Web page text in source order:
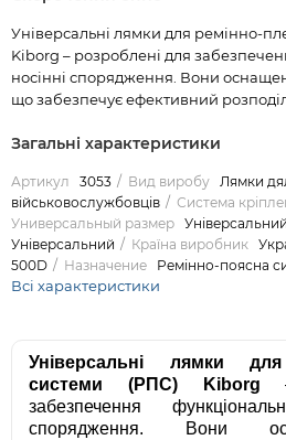
Універсальні лямки для ремінно-
Kiborg – розроблені для
носінні спорядження. Вони
що забезпечує ефективний
Загальні характеристики
Артикул 3053 Вид виробу Лямки
військовослужбовців
Система
Универсальный размер
Універсальний
Країна виробник
500D
Назначение Ремінно-поясна
Всі характеристики
Універсальні лямки для
системи (РПС) Kiborg –
забезпечення
спорядження. Вони